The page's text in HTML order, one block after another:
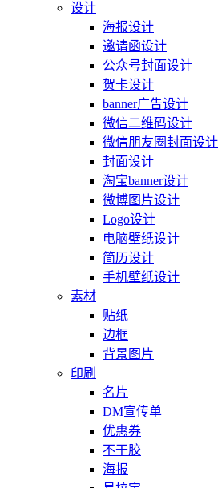
设计
海报设计
邀请函设计
公众号封面设计
贺卡设计
banner广告设计
微信二维码设计
微信朋友圈封面设计
封面设计
淘宝banner设计
微博图片设计
Logo设计
电脑壁纸设计
简历设计
手机壁纸设计
素材
贴纸
边框
背景图片
印刷
名片
DM宣传单
优惠券
不干胶
海报